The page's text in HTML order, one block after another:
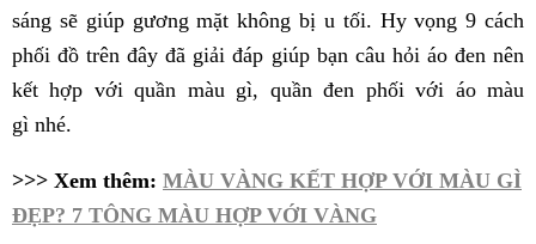
sáng sẽ giúp gương mặt không bị u tối. Hy vọng 9 cách
phối đồ trên đây đã giải đáp giúp bạn câu hỏi áo đen nên
kết hợp với quần màu gì, quần đen phối với áo màu
gì nhé.
>>> Xem thêm: MÀU VÀNG KẾT HỢP VỚI MÀU GÌ
ĐẸP? 7 TÔNG MÀU HỢP VỚI VÀNG